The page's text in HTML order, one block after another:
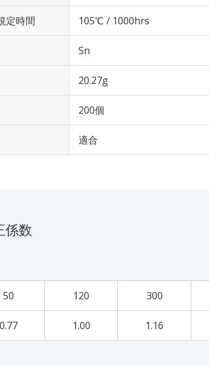
定時間 105℃ / 1000hrs
Sn
20.27g
200個
適合
係数
50 120 300
0.77 1.00 1.16